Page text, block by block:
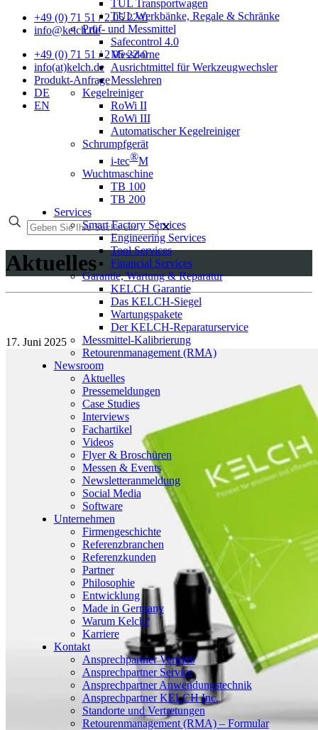
+49 (0) 71 51 / 2 05 22-0
info@kelch.de
+49 (0) 71 51 / 2 05 22-0
info(at)kelch.de
Produkt-Anfrage
DE
EN
TUL Transportwagen
TUL Werkbänke, Regale & Schränke
Prüf- und Messmittel
Safecontrol 4.0
Messdorne
Ausrichtmittel für Werkzeugwechsler
Messlehren
Kegelreiniger
RoWi II
RoWi III
Automatischer Kegelreiniger
Schrumpfgerät
i-tec®M
Wuchtmaschine
TB 100
TB 200
Services
Smart Factory Services
Engineering Services
Tool Services
Financial Services
Garantie, Wartung & Reparatur
KELCH Garantie
Das KELCH-Siegel
Wartungspakete
Der KELCH-Reparaturservice
Messmittel-Kalibrierung
Retourenmanagement (RMA)
Newsroom
Aktuelles
Pressemeldungen
Case Studies
Interviews
Fachartikel
Videos
Flyer & Broschüren
Messen & Events
Newsletteranmeldung
Social Media
Software
Unternehmen
Firmengeschichte
Referenzbranchen
Referenzkunden
Partner
Philosophie
Entwicklung
Made in Germany
Warum Kelch?
Karriere
Kontakt
Ansprechpartner Vertrieb
Ansprechpartner Service
Ansprechpartner Anwendungstechnik
Ansprechpartner KELCH Inc.
Standorte und Vertretungen
Retourenmanagement (RMA) – Formular
✕
Aktuelles
17. Juni 2025